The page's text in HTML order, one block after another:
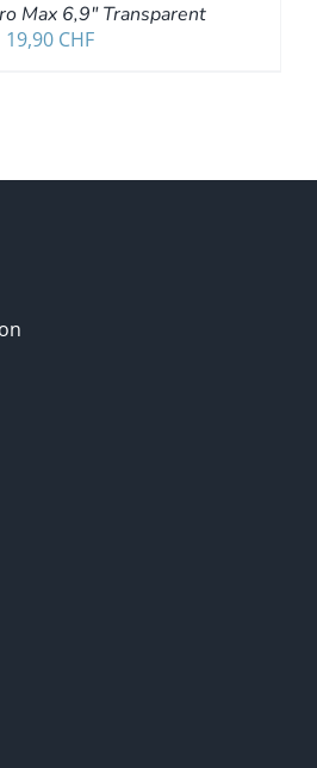
Max 6,9″ Transparent
19,90 CHF